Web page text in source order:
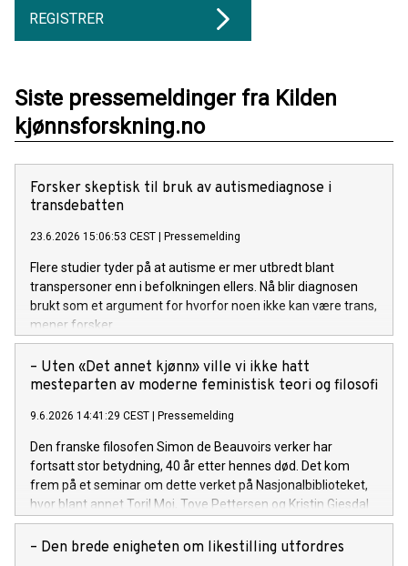
REGISTRER
Siste pressemeldinger fra Kilden
kjønnsforskning.no
Forsker skeptisk til bruk av autismediagnose i
transdebatten
23.6.2026 15:06:53 CEST | Pressemelding
Flere studier tyder på at autisme er mer utbredt blant
transpersoner enn i befolkningen ellers. Nå blir diagnosen
brukt som et argument for hvorfor noen ikke kan være trans,
mener forsker.
– Uten «Det annet kjønn» ville vi ikke hatt
mesteparten av moderne feministisk teori og filosofi
9.6.2026 14:41:29 CEST | Pressemelding
Den franske filosofen Simon de Beauvoirs verker har
fortsatt stor betydning, 40 år etter hennes død. Det kom
frem på et seminar om dette verket på Nasjonalbiblioteket,
hvor blant annet Toril Moi, Tove Pettersen og Kristin Gjesdal
holdt innlegg.
– Den brede enigheten om likestilling utfordres